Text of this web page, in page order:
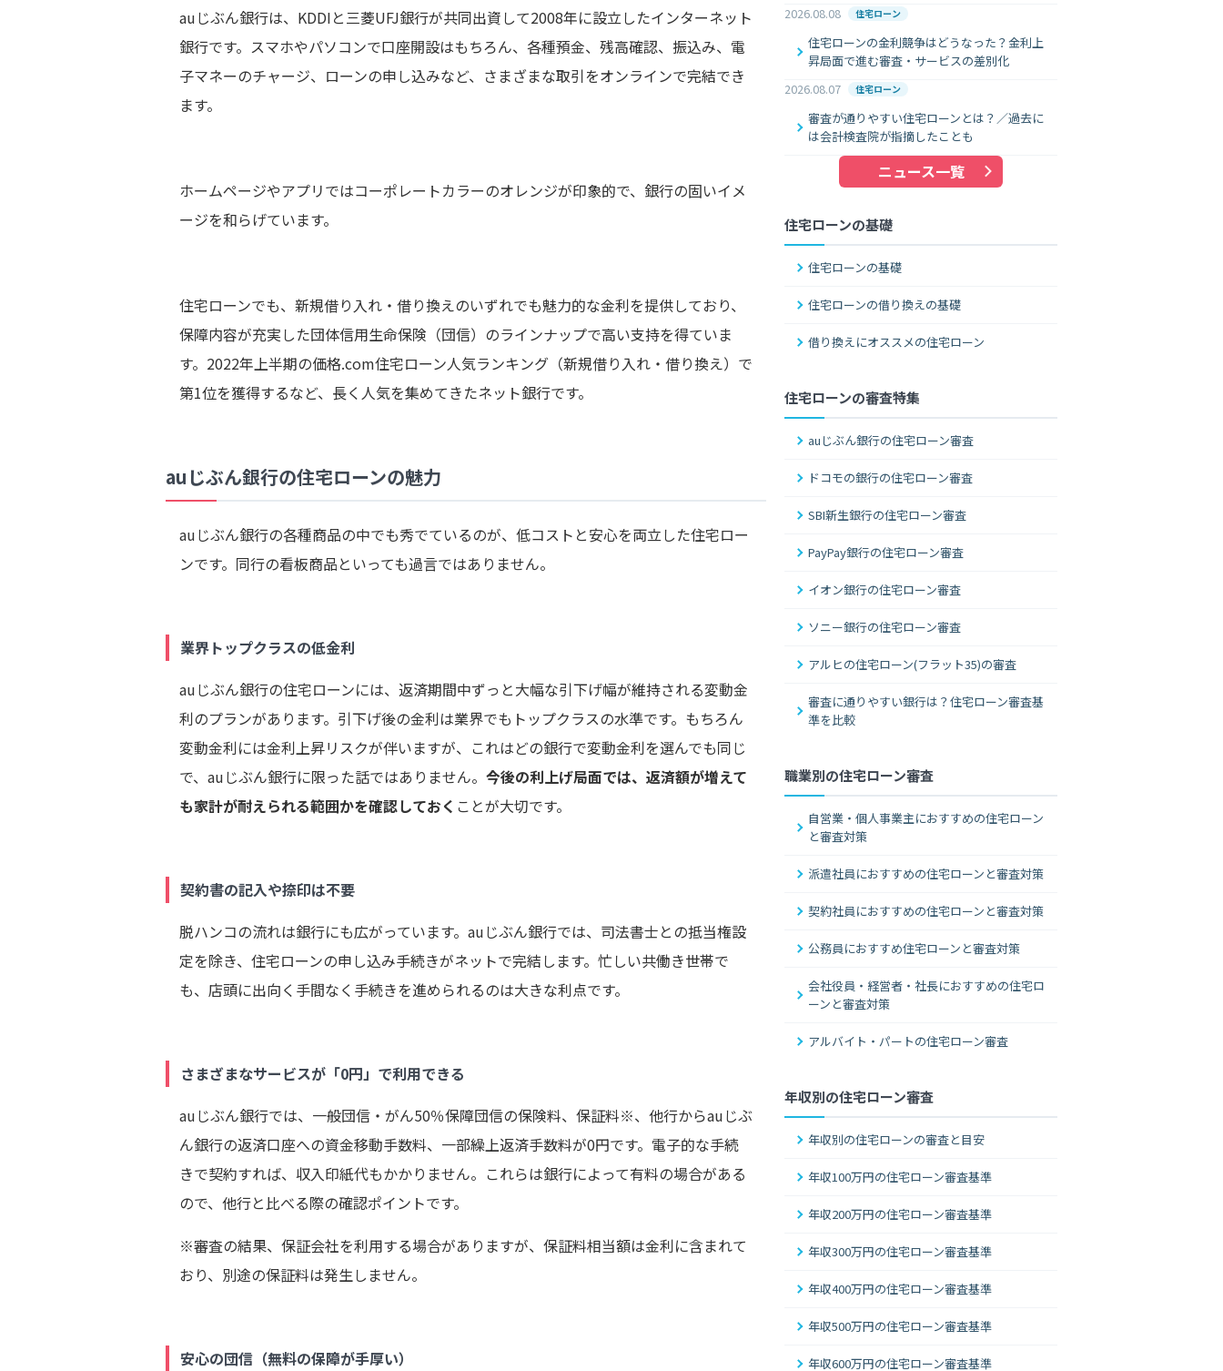
auじぶん銀行は、KDDIと三菱UFJ銀行が共同出資して2008年に設立したインターネット
銀行です。スマホやパソコンで口座開設はもちろん、各種預金、残高確認、振込み、電
子マネーのチャージ、ローンの申し込みなど、さまざまな取引をオンラインで完結でき
ます。
ホームページやアプリではコーポレートカラーのオレンジが印象的で、銀行の固いイメ
ージを和らげています。
住宅ローンでも、新規借り入れ・借り換えのいずれでも魅力的な金利を提供しており、
保障内容が充実した団体信用生命保険（団信）のラインナップで高い支持を得ていま
す。2022年上半期の価格.com住宅ローン人気ランキング（新規借り入れ・借り換え）で
第1位を獲得するなど、長く人気を集めてきたネット銀行です。
auじぶん銀行の住宅ローンの魅力
auじぶん銀行の各種商品の中でも秀でているのが、低コストと安心を両立した住宅ロー
ンです。同行の看板商品といっても過言ではありません。
業界トップクラスの低金利
auじぶん銀行の住宅ローンには、返済期間中ずっと大幅な引下げ幅が維持される変動金
利のプランがあります。引下げ後の金利は業界でもトップクラスの水準です。もちろん
変動金利には金利上昇リスクが伴いますが、これはどの銀行で変動金利を選んでも同じ
で、auじぶん銀行に限った話ではありません。 今後の利上げ局面では、返済額が増えて
も家計が耐えられる範囲かを確認しておく ことが大切です。
契約書の記入や捺印は不要
脱ハンコの流れは銀行にも広がっています。auじぶん銀行では、司法書士との抵当権設
定を除き、住宅ローンの申し込み手続きがネットで完結します。忙しい共働き世帯で
も、店頭に出向く手間なく手続きを進められるのは大きな利点です。
さまざまなサービスが「0円」で利用できる
auじぶん銀行では、一般団信・がん50％保障団信の保険料、保証料※、他行からauじぶ
ん銀行の返済口座への資金移動手数料、一部繰上返済手数料が0円です。電子的な手続
きで契約すれば、収入印紙代もかかりません。これらは銀行によって有料の場合がある
ので、他行と比べる際の確認ポイントです。
※審査の結果、保証会社を利用する場合がありますが、保証料相当額は金利に含まれて
おり、別途の保証料は発生しません。
安心の団信（無料の保障が手厚い）
2026.08.08
住宅ローン
住宅ローンの金利競争はどうなった？金利上
昇局面で進む審査・サービスの差別化
2026.08.07
住宅ローン
審査が通りやすい住宅ローンとは？／過去に
は会計検査院が指摘したことも
ニュース一覧
住宅ローンの基礎
住宅ローンの基礎
住宅ローンの借り換えの基礎
借り換えにオススメの住宅ローン
住宅ローンの審査特集
auじぶん銀行の住宅ローン審査
ドコモの銀行の住宅ローン審査
SBI新生銀行の住宅ローン審査
PayPay銀行の住宅ローン審査
イオン銀行の住宅ローン審査
ソニー銀行の住宅ローン審査
アルヒの住宅ローン(フラット35)の審査
審査に通りやすい銀行は？住宅ローン審査基
準を比較
職業別の住宅ローン審査
自営業・個人事業主におすすめの住宅ローン
と審査対策
派遣社員におすすめの住宅ローンと審査対策
契約社員におすすめの住宅ローンと審査対策
公務員におすすめ住宅ローンと審査対策
会社役員・経営者・社長におすすめの住宅ロ
ーンと審査対策
アルバイト・パートの住宅ローン審査
年収別の住宅ローン審査
年収別の住宅ローンの審査と目安
年収100万円の住宅ローン審査基準
年収200万円の住宅ローン審査基準
年収300万円の住宅ローン審査基準
年収400万円の住宅ローン審査基準
年収500万円の住宅ローン審査基準
年収600万円の住宅ローン審査基準